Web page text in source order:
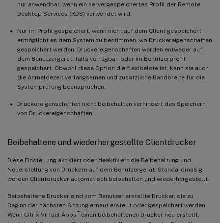
nur anwendbar, wenn ein servergespeichertes Profil der Remote
Desktop Services (RDS) verwendet wird.
Nur im Profil gespeichert, wenn nicht auf dem Client gespeichert,
ermöglicht es dem System zu bestimmen, wo Druckereigenschaften
gespeichert werden. Druckereigenschaften werden entweder auf
dem Benutzergerät, falls verfügbar, oder im Benutzerprofil
gespeichert. Obwohl diese Option die flexibelste ist, kann sie auch
die Anmeldezeit verlangsamen und zusätzliche Bandbreite für die
Systemprüfung beanspruchen.
Druckereigenschaften nicht beibehalten verhindert das Speichern
von Druckereigenschaften.
Beibehaltene und wiederhergestellte Clientdrucker
Diese Einstellung aktiviert oder deaktiviert die Beibehaltung und
Neuerstellung von Druckern auf dem Benutzergerät. Standardmäßig
werden Clientdrucker automatisch beibehalten und wiederhergestellt.
Beibehaltene Drucker sind vom Benutzer erstellte Drucker, die zu
Beginn der nächsten Sitzung erneut erstellt oder gespeichert werden.
Wenn Citrix Virtual Apps ™
einen beibehaltenen Drucker neu erstellt,